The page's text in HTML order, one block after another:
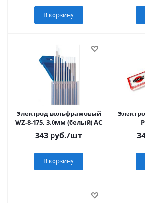
В корзину
Электрод вольфрамовый
WZ-8-175, 3.0мм (белый) АC
343 руб./шт
В корзину